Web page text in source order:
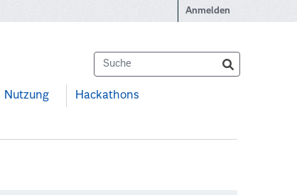
Anmelden
Nutzung Hackathons